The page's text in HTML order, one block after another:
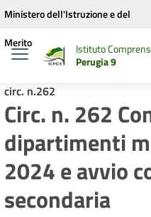
Vai ai contenuti
Vai al menu di navigazione
Vai al footer
Ministero dell'Istruzione e del
Merito
Istituto
Perugia 9
circ. n.262
Circ. n. 262
dipartimenti
2024 e avvio
secondaria